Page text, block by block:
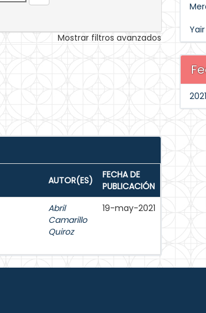
Mostrar filtros avanzados
AUTOR(ES)
FECHA DE
PUBLICACIÓN
Abril
Camarillo
Quiroz
19-may-2021
2021